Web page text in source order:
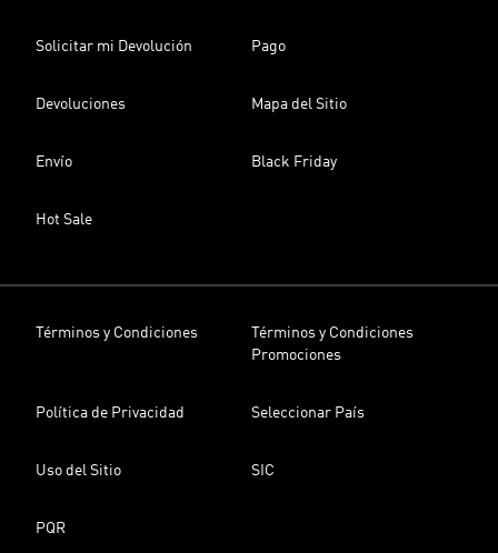
Solicitar mi Devolución Pago
Devoluciones Mapa del Sitio
Envío Black Friday
Hot Sale
Términos y Condiciones
Términos y Condiciones
Promociones
Política de Privacidad Seleccionar País
Uso del Sitio SIC
PQR